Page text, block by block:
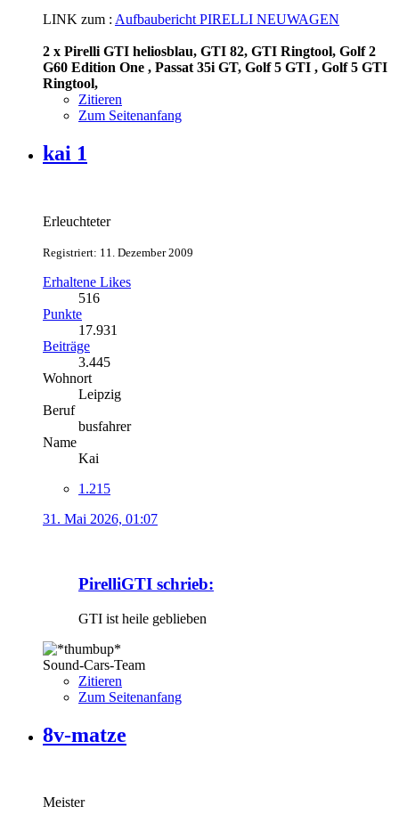
LINK zum : Aufbaubericht PIRELLI NEUWAGEN
2 x Pirelli GTI heliosblau, GTI 82, GTI Ringtool, Golf 2
G60 Edition One , Passat 35i GT, Golf 5 GTI , Golf 5 GTI
Ringtool,
Zitieren
Zum Seitenanfang
kai 1
Erleuchteter
Registriert: 11. Dezember 2009
Erhaltene Likes
516
Punkte
17.931
Beiträge
3.445
Wohnort
Leipzig
Beruf
busfahrer
Name
Kai
1.215
31. Mai 2026, 01:07
PirelliGTI schrieb:
GTI ist heile geblieben
Sound-Cars-Team
Zitieren
Zum Seitenanfang
8v-matze
Meister